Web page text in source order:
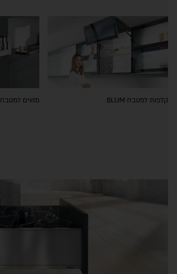
קלפות למטבח BLUM מזווים למטבח